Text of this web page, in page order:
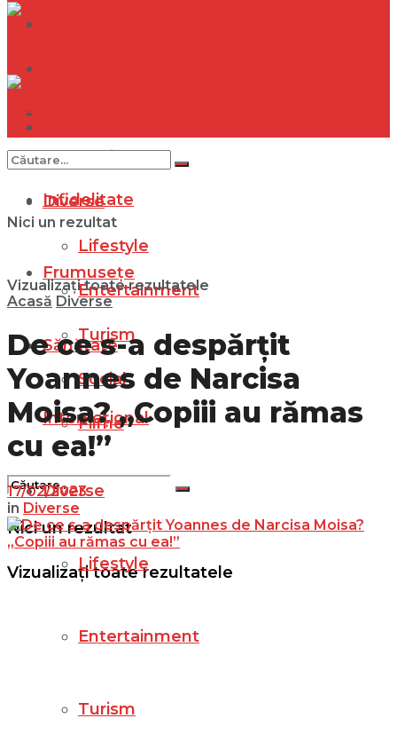
Internațional
Diverse
Lifestyle
Entertainment
Turism
Social
Filme
Nici un rezultat
Vizualizați toate rezultatele
Infidelitate
Frumusețe
Sănătate
Internațional
Diverse
Lifestyle
Entertainment
Turism
Nici un rezultat
Vizualizați toate rezultatele
Acasă Diverse
De ce s-a despărțit
Yoannes de Narcisa
Moisa? „Copiii au rămas
cu ea!”
17/02/2023
in Diverse